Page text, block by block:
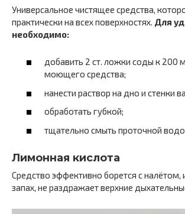
Универсальное чистящее средства,
практически на всех поверхностях. Для
необходимо:
добавить 2 ст. ложки соды к 200
моющего средства;
нанести раствор на дно и стенки
обработать губкой;
тщательно смыть проточной
Лимонная кислота
Средство эффективно борется с налётом,
запах, не раздражает верхние